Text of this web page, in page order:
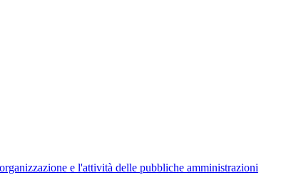
e l'attività delle pubbliche amministrazioni